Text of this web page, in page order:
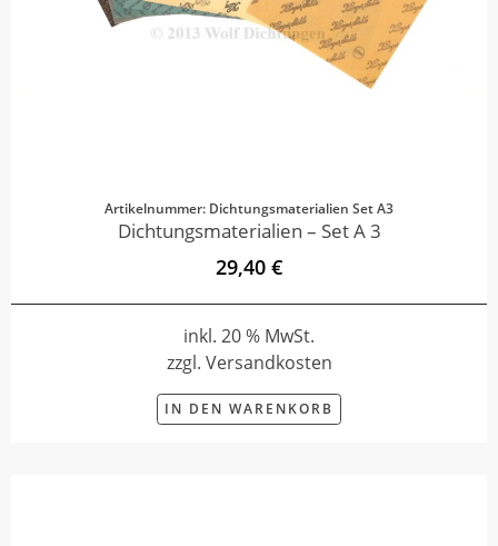
Artikelnummer: Dichtungsmaterialien Set A3
Dichtungsmaterialien – Set A 3
29,40 €
inkl. 20 % MwSt.
zzgl. Versandkosten
IN DEN WARENKORB